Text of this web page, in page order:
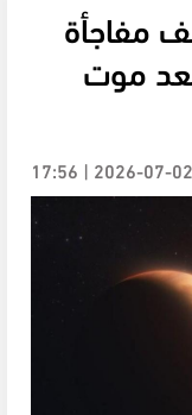
مفاجأة
موت
2026-07-02 | 17:56